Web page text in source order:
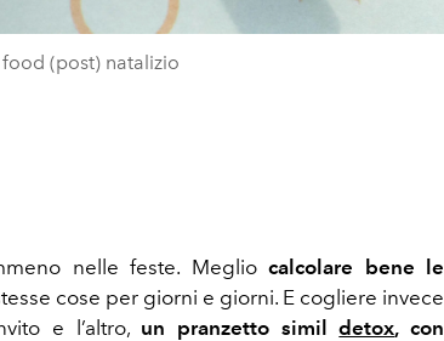
(post) natalizio
nelle feste. Meglio calcolare bene le
cose per giorni e giorni. E cogliere invece
e l’altro, un pranzetto simildetox, con